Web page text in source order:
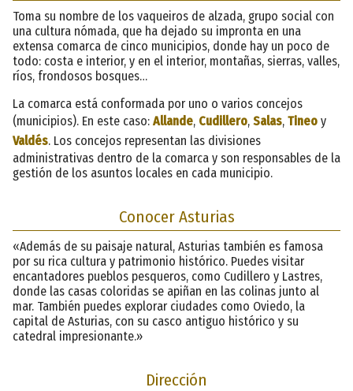
Toma su nombre de los vaqueiros de alzada, grupo social con
una cultura nómada, que ha dejado su impronta en una
extensa comarca de cinco municipios, donde hay un poco de
todo: costa e interior, y en el interior, montañas, sierras, valles,
ríos, frondosos bosques…
La comarca está conformada por uno o varios concejos
(municipios). En este caso: Allande, Cudillero, Salas, Tineo y
Valdés. Los concejos representan las divisiones
administrativas dentro de la comarca y son responsables de la
gestión de los asuntos locales en cada municipio.
Conocer Asturias
«Además de su paisaje natural, Asturias también es famosa
por su rica cultura y patrimonio histórico. Puedes visitar
encantadores pueblos pesqueros, como Cudillero y Lastres,
donde las casas coloridas se apiñan en las colinas junto al
mar. También puedes explorar ciudades como Oviedo, la
capital de Asturias, con su casco antiguo histórico y su
catedral impresionante.»
Dirección